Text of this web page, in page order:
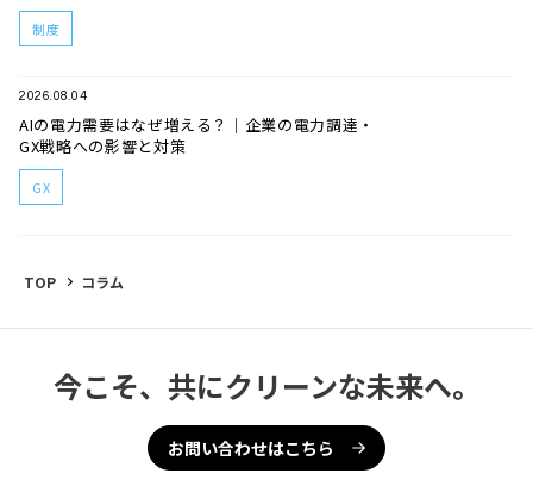
制度
2026.08.04
AIの電力需要はなぜ増える？｜企業の電力調達・
GX戦略への影響と対策
GX
TOP コラム
今こそ、共にクリーンな未来へ。
お問い合わせはこちら